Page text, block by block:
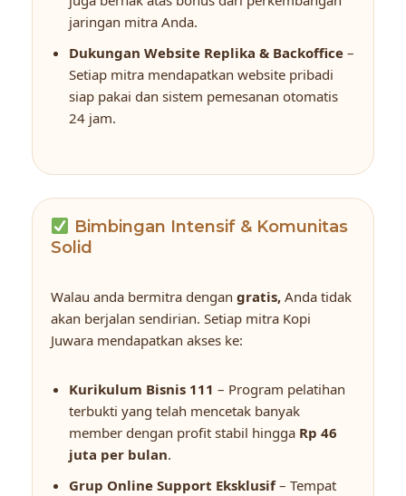
jaringan mitra Anda.
Dukungan Website Replika & Backoffice –
Setiap mitra mendapatkan website pribadi
siap pakai dan sistem pemesanan otomatis
24 jam.
Bimbingan Intensif & Komunitas
Solid
Walau anda bermitra dengan gratis, Anda tidak
akan berjalan sendirian. Setiap mitra Kopi
Juwara mendapatkan akses ke:
Kurikulum Bisnis 111 – Program pelatihan
terbukti yang telah mencetak banyak
member dengan profit stabil hingga Rp 46
juta per bulan.
Grup Online Support Eksklusif– Tempat